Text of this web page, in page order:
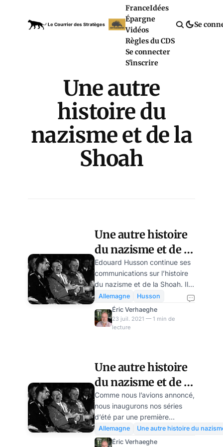
FranceIdées
Épargne
Vidéos
Règles du CDS
Se connecter
S'inscrire
Se
Une autre
histoire du
nazisme et de la
Shoah
Une autre histoire
du nazisme et de la
Shoah (3/10) : cette
crise allemande qui
couvait
Edouard Husson continue ses
communications sur l’histoire
du nazisme et de la Shoah. Il
nous présente aujourd’hui la
situation de l’Allemagne dans
les années 20 et 30. La crise
qui couve.
spécialiste de l’Allemagne, du
nazisme et de la Shoah. Il
prépare actuellement un
ouvrage sur le Vatican et la
Shoah. Il est directeur de la
rédaction du Courrier des
Stratèges.Pour approfondir:
Carter Hett (Benjamin), The
Allemagne
Husson
Éric Verhaeghe
23 juil. 2021 — 1 min de
lecture
Une autre histoire
du nazisme et de la
Shoah, épisode 1
Comme nous l’avions annoncé,
nous inaugurons nos séries
d’été par une première
communication d’Edouard
Husson consacrée à une autre
Allemagne
Une autre histoire du
Éric Verhaeghe